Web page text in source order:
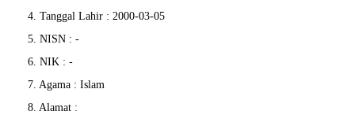
4. Tanggal Lahir : 2000-03-05
5. NISN : -
6. NIK : -
7. Agama : Islam
8. Alamat :